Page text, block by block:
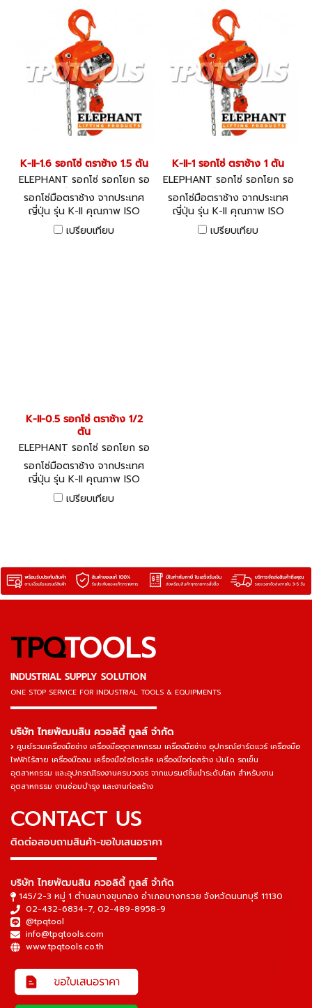
K-II-1.6 รอกโซ่ ตราช้าง 1.5 ตัน
ELEPHANT รอกโซ่ รอกโยก รอ
กถ่วง K-II-1.6
รอกโซ่มือตราช้าง จากประเทศ
ญี่ปุ่น รุ่น K-II คุณภาพ ISO
9001
เปรียบเทียบ
K-II-1 รอกโซ่ ตราช้าง 1 ตัน
ELEPHANT รอกโซ่ รอกโยก รอ
กถ่วง K-II-1
รอกโซ่มือตราช้าง จากประเทศ
ญี่ปุ่น รุ่น K-II คุณภาพ ISO
9001
เปรียบเทียบ
K-II-0.5 รอกโซ่ ตราช้าง 1/2
ตัน
ELEPHANT รอกโซ่ รอกโยก รอ
กถ่วง K-II-0.5
รอกโซ่มือตราช้าง จากประเทศ
ญี่ปุ่น รุ่น K-II คุณภาพ ISO
9001
เปรียบเทียบ
TPQTOOLS
INDUSTRIAL SUPPLY SOLUTION
ONE STOP SERVICE FOR INDUSTRIAL TOOLS & EQUIPMENTS
▬▬▬▬▬▬▬▬▬▬▬▬▬▬▬
บริษัท ไทยพัฒนสิน ควอลิตี้ ทูลส์ จำกัด
ศูนย์รวมเครื่องมือช่าง เครื่องมืออุตสาหกรรม เครื่องมือช่าง อุปกรณ์ฮาร์ดแวร์ เครื่องมือ
ไฟฟ้าไร้สาย เครื่องมือลม เครื่องมือไฮโดรลิค เครื่องมือก่อสร้าง บันได รถเข็น
อุตสาหกรรม และอุปกรณ์โรงงานครบวงจร จากแบรนด์ชั้นนำระดับโลก สำหรับงาน
อุตสาหกรรม งานซ่อมบำรุง และงานก่อสร้าง
CONTACT US
ติดต่อสอบถามสินค้า-ขอใบเสนอราคา
▬▬▬▬▬▬▬▬▬▬▬▬▬▬▬
บริษัท ไทยพัฒนสิน ควอลิตี้ ทูลส์ จำกัด
145/2-3 หมู่ 1 ตำบลบางขุนกอง อำเภอบางกรวย จังหวัดนนทบุรี 11130
02-432-6834-7, 02-489-8958-9
@tpqtool
info@tpqtools.com
www.tpqtools.co.th